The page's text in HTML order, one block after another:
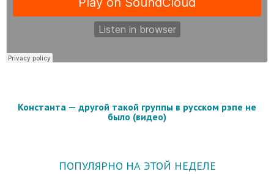
Константа — другой такой группы в русском рэпе не
было (видео)
ПОПУЛЯРНО НА ЭТОЙ НЕДЕЛЕ